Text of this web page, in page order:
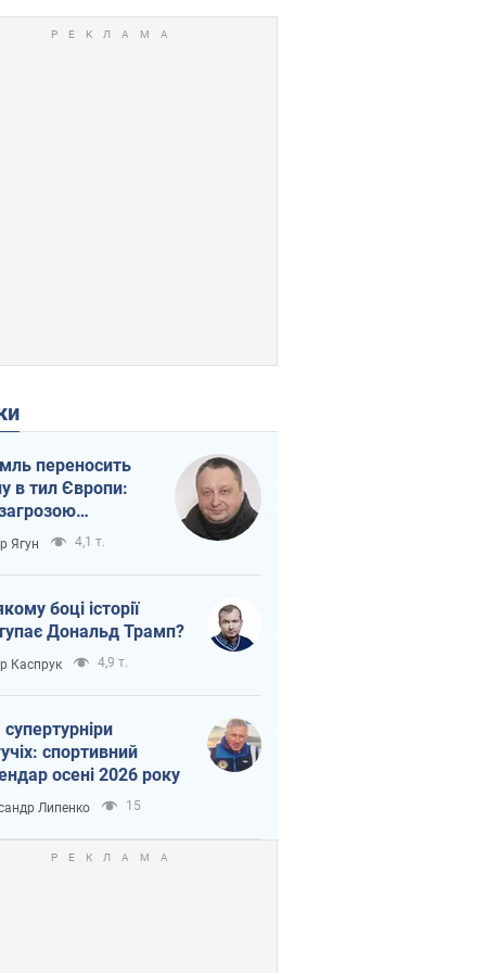
переносить
в тил Європи:
логістика
Ягун 4,1 т.
боці історії
Дональд Трамп?
Каспрук 4,9 т.
спортивний
осені 2026 року
Липенко 15